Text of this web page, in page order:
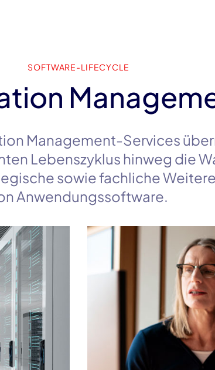
SOFTWARE-LIFECYCLE
Management-Services
Lebenszyklus hinweg die
sowie fachliche
Anwendungssoftware.